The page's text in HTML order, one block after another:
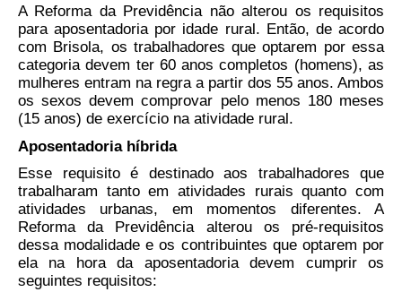
A Reforma da Previdência não alterou os requisitos
para aposentadoria por idade rural. Então, de acordo
com Brisola, os trabalhadores que optarem por essa
categoria devem ter 60 anos completos (homens), as
mulheres entram na regra a partir dos 55 anos. Ambos
os sexos devem comprovar pelo menos 180 meses
(15 anos) de exercício na atividade rural.
Aposentadoria híbrida
Esse requisito é destinado aos trabalhadores que
trabalharam tanto em atividades rurais quanto com
atividades urbanas, em momentos diferentes. A
Reforma da Previdência alterou os pré-requisitos
dessa modalidade e os contribuintes que optarem por
ela na hora da aposentadoria devem cumprir os
seguintes requisitos: